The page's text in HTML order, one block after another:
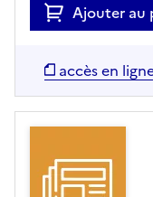
Ajouter au
accès en